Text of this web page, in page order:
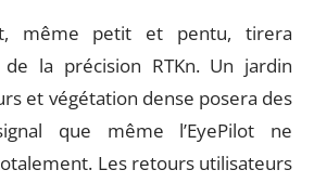
même petit et pentu, tirera
la précision RTKn. Un jardin
et végétation dense posera des
que même l’EyePilot ne
Les retours utilisateurs